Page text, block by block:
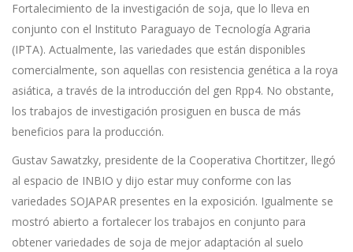
Fortalecimiento de la investigación de soja, que lo lleva en
conjunto con el Instituto Paraguayo de Tecnología Agraria
(IPTA). Actualmente, las variedades que están disponibles
comercialmente, son aquellas con resistencia genética a la roya
asiática, a través de la introducción del gen Rpp4. No obstante,
los trabajos de investigación prosiguen en busca de más
beneficios para la producción.
Gustav Sawatzky, presidente de la Cooperativa Chortitzer, llegó
al espacio de INBIO y dijo estar muy conforme con las
variedades SOJAPAR presentes en la exposición. Igualmente se
mostró abierto a fortalecer los trabajos en conjunto para
obtener variedades de soja de mejor adaptación al suelo